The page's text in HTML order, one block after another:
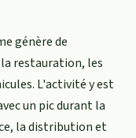
génère de
restauration, les
L'activité y est
un pic durant la
la distribution et